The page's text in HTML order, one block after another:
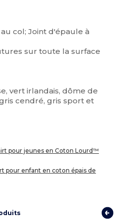
col; Joint d'épaule à
sur toute la surface
vert irlandais, dôme de
cendré, gris sport et
pour jeunes en Coton Lourd™
pour enfant en coton épais de